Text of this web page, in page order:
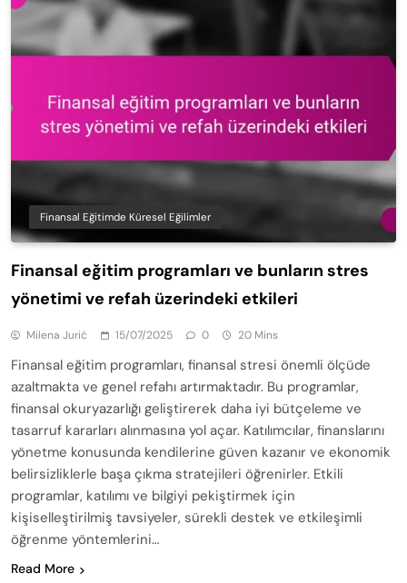
Finansal Eğitimde Küresel Eğilimler
Finansal eğitim programları ve bunların stres
yönetimi ve refah üzerindeki etkileri
Milena Jurić 15/07/2025 0 20 Mins
Finansal eğitim programları, finansal stresi önemli ölçüde
azaltmakta ve genel refahı artırmaktadır. Bu programlar,
finansal okuryazarlığı geliştirerek daha iyi bütçeleme ve
tasarruf kararları alınmasına yol açar. Katılımcılar, finanslarını
yönetme konusunda kendilerine güven kazanır ve ekonomik
belirsizliklerle başa çıkma stratejileri öğrenirler. Etkili
programlar, katılımı ve bilgiyi pekiştirmek için
kişiselleştirilmiş tavsiyeler, sürekli destek ve etkileşimli
öğrenme yöntemlerini…
Read More